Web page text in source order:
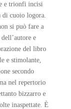
e trionfi incisi
di cuoio logora.
si può fare a
e
del libro
e stimolante,
secondo
nel repertorio
bizzarro e
inaspettate. È